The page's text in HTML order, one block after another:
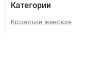
Категории
Кошельки женские